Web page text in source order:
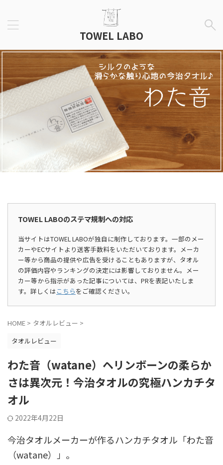
TOWEL LABO
TOWEL LABOのステマ規制への対応
当サイトはTOWEL LABOが独自に制作しております。一部のメー
カーやECサイトより送客手数料をいただいております。メーカ
ー等から商品の提供や広告を受けることもありますが、タオル
の評価内容やランキングの決定には影響しておりません。メー
カー等から指示があった記事については、PRを表記いたしま
す。詳しくはこちらをご確認ください。
HOME > タオルレビュー >
タオルレビュー
わた音（watane）ヘリンボーンの柔らか
さは異次元！今治タオルの究極ハンカチタ
オル
2022年4月22日
今治タオルメーカーが作るハンカチタオル「わた音
（watane）」。